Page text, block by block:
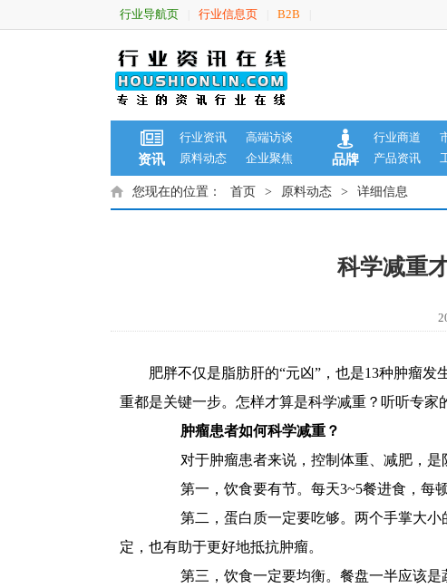
行业导航页 行业信息页 B2B
资讯
行业资讯
高端访谈
原料动态
企业聚焦 品牌
行业商道
产品资讯
您现在的位置： 首页 > 原料动态 > 详细信息
科学减重
肥胖不仅是脂肪肝的“元凶”，也是13种肿瘤
重都是关键一步。怎样才算是科学减重？听听专家
肿瘤患者如何科学减重？
对于肿瘤患者来说，控制体重、减肥，是
第一，饮食要有节。每天3~5餐进食，每顿
第二，蛋白质一定要吃够。两个手掌大小
定，也有助于更好地抵抗肿瘤。
第三，饮食一定要均衡。餐盘一半应该是